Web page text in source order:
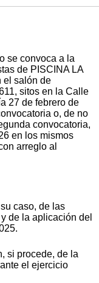
se convoca a la
de PISCINA LA
el salón de
sitos en la Calle
27 de febrero de
o, de no
convocatoria,
en los mismos
arreglo al
caso, de las
de la aplicación del
si procede, de la
el ejercicio